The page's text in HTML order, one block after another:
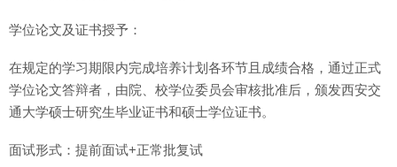
学位论文及证书授予：
在规定的学习期限内完成培养计划各环节且成绩合格，通过正式
学位论文答辩者，由院、校学位委员会审核批准后，颁发西安交
通大学硕士研究生毕业证书和硕士学位证书。
面试形式：提前面试+正常批复试